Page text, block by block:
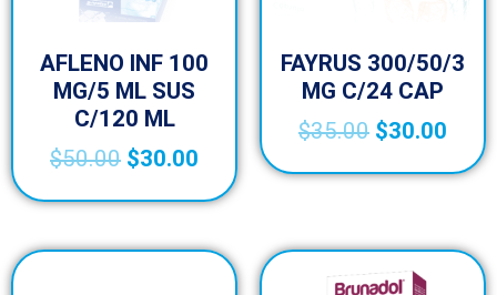
AFLENO INF 100
MG/5 ML SUS
C/120 ML
$50.00 $30.00
FAYRUS 300/50/3
MG C/24 CAP
$35.00 $30.00